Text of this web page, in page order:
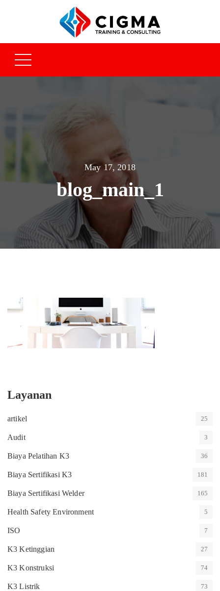
May 17, 2018
blog_main_1
Layanan
artikel 25
Audit 3
Biaya Pelatihan K3 36
Biaya Sertifikasi K3 181
Biaya Sertifikasi Welder 165
Health Safety Environment 5
ISO 7
K3 Ketinggian 27
K3 Konstruksi 74
K3 Listrik 73